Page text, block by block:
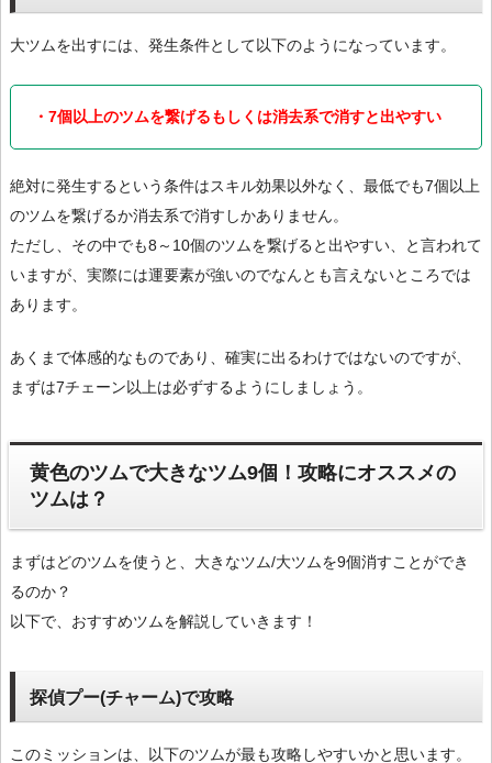
大ツムを出すには、発生条件として以下のようになっています。
・7個以上のツムを繋げるもしくは消去系で消すと出やすい
絶対に発生するという条件はスキル効果以外なく、最低でも7個以上
のツムを繋げるか消去系で消すしかありません。
ただし、その中でも8～10個のツムを繋げると出やすい、と言われて
いますが、実際には運要素が強いのでなんとも言えないところでは
あります。
あくまで体感的なものであり、確実に出るわけではないのですが、
まずは7チェーン以上は必ずするようにしましょう。
黄色のツムで大きなツム9個！攻略にオススメの
ツムは？
まずはどのツムを使うと、大きなツム/大ツムを9個消すことができ
るのか？
以下で、おすすめツムを解説していきます！
探偵プー(チャーム)で攻略
このミッションは、以下のツムが最も攻略しやすいかと思います。